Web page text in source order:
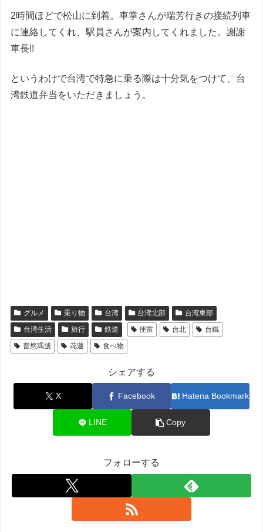
2時間ほどで松山に到着。車掌さんが瑞芳行きの接続列車
に連絡してくれ、駅員さんが案内してくれました。謝謝
車長!!
というわけで台湾で特急に乗る際は十分気をつけて、台
湾鉄道弁当をいただきましょう。
グルメ 乗り物 台湾 台湾北部
台湾東部
台湾生活
旅行 鉄道 便當 台北
台鐵
普悠瑪號
花蓮 食べ物
シェアする
X Facebook Hatena Bookmark
LINE Copy
フォローする